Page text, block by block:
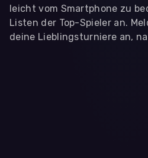
leicht vom Smartphone zu
Listen der Top-Spieler an.
deine Lieblingsturniere an,